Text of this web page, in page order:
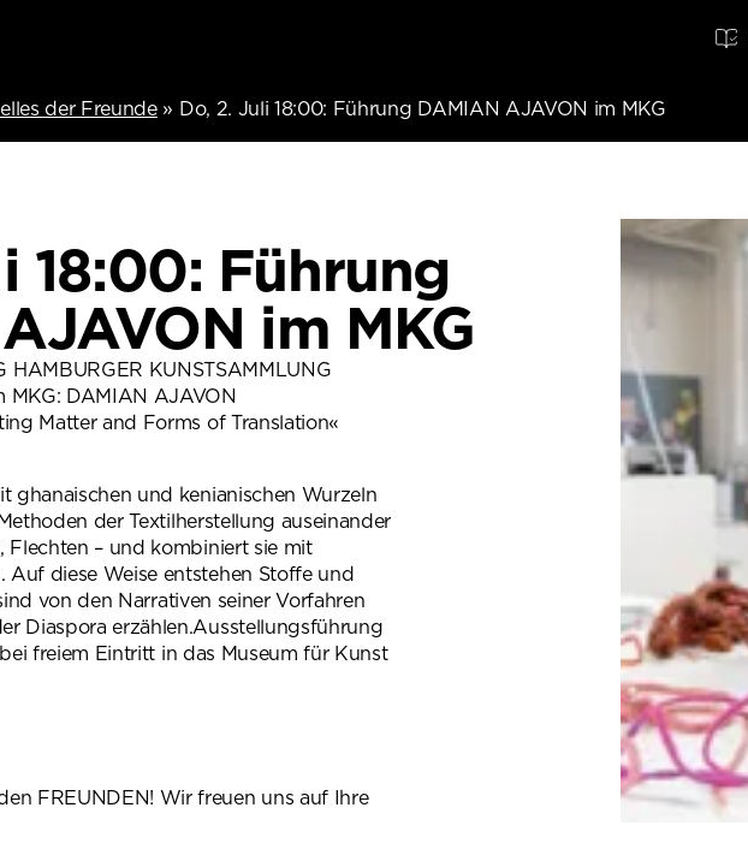
der Freunde» Do, 2. Juli 18:00: Führung DAMIAN AJAVON im MKG
18:00: Führung
im MKG
HAMBURGER KUNSTSAMMLUNG
MKG: DAMIAN AJAVON
Matter and Forms of Translation«
ghanaischen und kenianischen Wurzeln
der Textilherstellung auseinander
Flechten – und kombiniert sie mit
Auf diese Weise entstehen Stoffe und
von den Narrativen seiner Vorfahren
Diaspora erzählen.Ausstellungsführung
freiem Eintritt in das Museum für Kunst
FREUNDEN! Wir freuen uns auf Ihre